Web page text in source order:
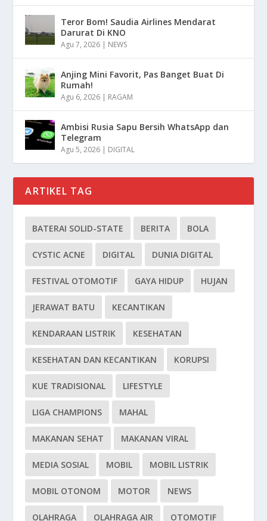
Teror Bom! Saudia Airlines Mendarat
Darurat Di KNO
Agu 7, 2026 | NEWS
Anjing Mini Favorit, Pas Banget Buat Di
Rumah!
Agu 6, 2026 | RAGAM
Ambisi Rusia Sapu Bersih WhatsApp dan
Telegram
Agu 5, 2026 | DIGITAL
ARTIKEL TAG
BATERAI SOLID-STATE BERITA BOLA
CYSTIC ACNE DIGITAL DUNIA DIGITAL
FESTIVAL OTOMOTIF GAYA HIDUP HUJAN
JERAWAT BATU KECANTIKAN
KENDARAAN LISTRIK KESEHATAN
KESEHATAN DAN KECANTIKAN KORUPSI
KUE TRADISIONAL LIFESTYLE
LIGA CHAMPIONS MAHAL
MAKANAN SEHAT MAKANAN VIRAL
MEDIA SOSIAL MOBIL MOBIL LISTRIK
MOBIL OTONOM MOTOR NEWS
OLAHRAGA OLAHRAGA AIR OTOMOTIF